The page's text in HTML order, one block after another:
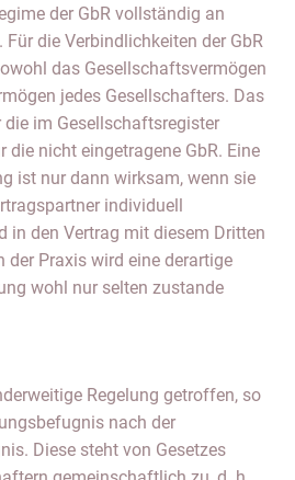
der GbR vollständig an
Für die Verbindlichkeiten der GbR
das Gesellschaftsvermögen
jedes Gesellschafters. Das
im Gesellschaftsregister
die nicht eingetragene GbR. Eine
ist nur dann wirksam, wenn sie
individuell
in den Vertrag mit diesem Dritten
der Praxis wird eine derartige
wohl nur selten zustande
Regelung getroffen, so
nach der
Diese steht von Gesetzes